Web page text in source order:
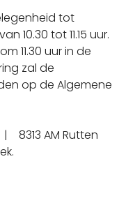
tot
10.30 tot 11.15 uur.
11.30 uur in de
zal de
op de Algemene
8313 AM Rutten